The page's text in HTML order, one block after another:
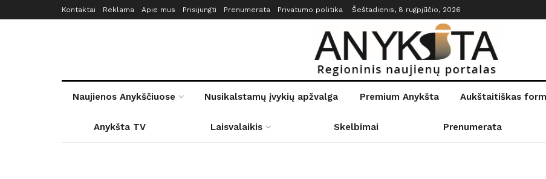
Kontaktai Reklama Apie mus Prisijungti Prenumerata Privatumo politika Šeštadienis, 8 rugpjūčio, 2026
Naujienos Anykščiuose Nusikalstamų įvykių apžvalga Premium Anykšta Aukštaitiškas
Anykšta TV Laisvalaikis Skelbimai Prenumerata